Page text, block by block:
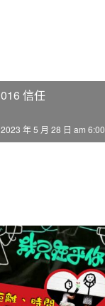
016 信任
2023 年 5 月 28 日 am 6:00